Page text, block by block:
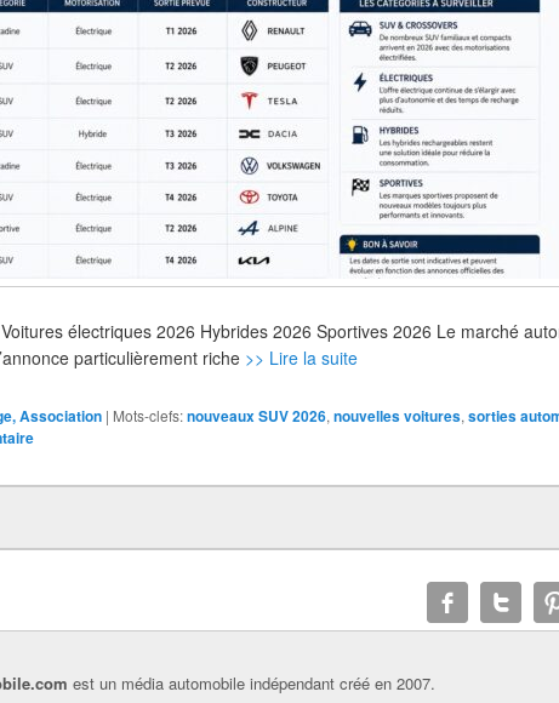
électriques 2026 Hybrides 2026 Sportives 2026 Le marché
particulièrement riche >> Lire la suite
Association | Mots-clefs:nouveaux SUV 2026, nouvelles voitures, sorties
est un média automobile indépendant créé en 2007.